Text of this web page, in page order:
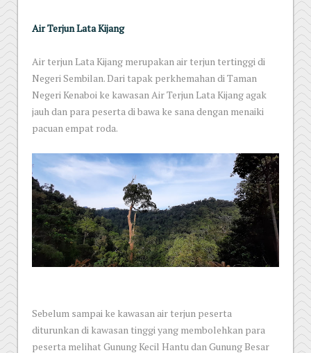
Air Terjun Lata Kijang
Air terjun Lata Kijang merupakan air terjun tertinggi di
Negeri Sembilan. Dari tapak perkhemahan di Taman
Negeri Kenaboi ke kawasan Air Terjun Lata Kijang agak
jauh dan para peserta di bawa ke sana dengan menaiki
pacuan empat roda.
Sebelum sampai ke kawasan air terjun peserta
diturunkan di kawasan tinggi yang membolehkan para
peserta melihat Gunung Kecil Hantu dan Gunung Besar